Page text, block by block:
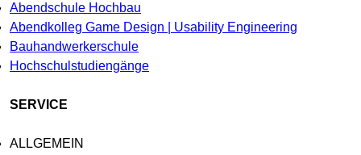
Abendschule Hochbau
Abendkolleg Game Design | Usability Engineering
Bauhandwerkerschule
Hochschulstudiengänge
SERVICE
ALLGEMEIN